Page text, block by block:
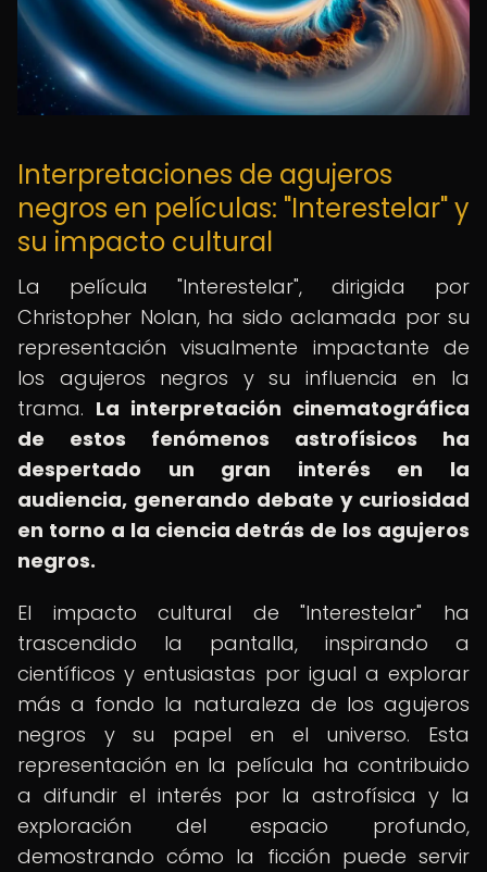
Interpretaciones de agujeros
negros en películas: "Interestelar" y
su impacto cultural
La película "Interestelar", dirigida por
Christopher Nolan, ha sido aclamada por su
representación visualmente impactante de
los agujeros negros y su influencia en la
trama. La interpretación cinematográfica
de estos fenómenos astrofísicos ha
despertado un gran interés en la
audiencia, generando debate y curiosidad
en torno a la ciencia detrás de los agujeros
negros.
El impacto cultural de "Interestelar" ha
trascendido la pantalla, inspirando a
científicos y entusiastas por igual a explorar
más a fondo la naturaleza de los agujeros
negros y su papel en el universo. Esta
representación en la película ha contribuido
a difundir el interés por la astrofísica y la
exploración del espacio profundo,
demostrando cómo la ficción puede servir